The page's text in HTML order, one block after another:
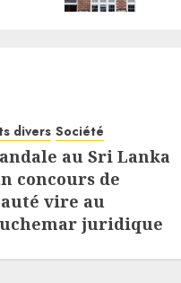
divers Société
au Sri Lanka
concours de
vire au
juridique